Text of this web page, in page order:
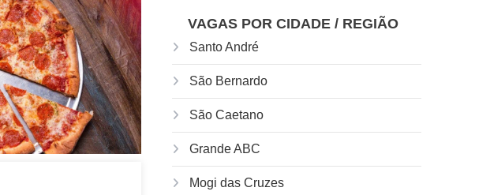
VAGAS POR CIDADE / REGIÃO
Santo André
São Bernardo
São Caetano
Grande ABC
Mogi das Cruzes